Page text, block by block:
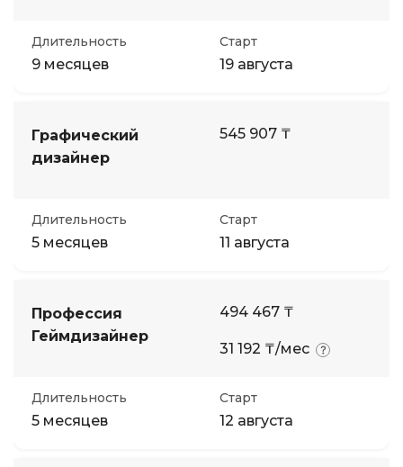
Длительность
9 месяцев
Старт
19 августа
Графический
дизайнер
545 907 ₸
Длительность
5 месяцев
Старт
11 августа
Профессия
Геймдизайнер
494 467 ₸
31 192 ₸/мес
Длительность
5 месяцев
Старт
12 августа